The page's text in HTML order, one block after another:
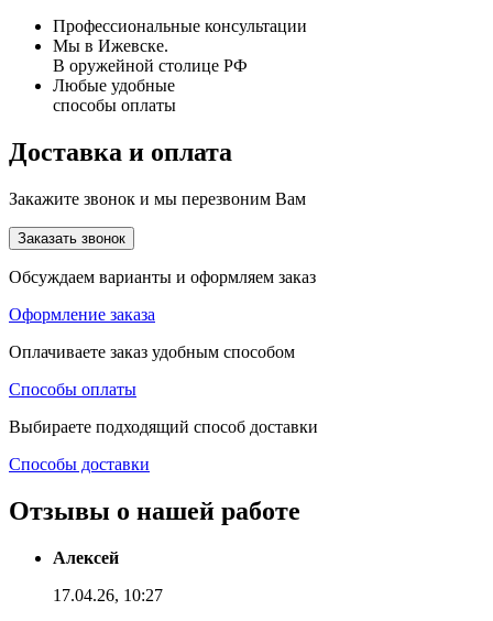
Профессиональные консультации
Мы в Ижевске.
В оружейной столице РФ
Любые удобные
способы оплаты
Доставка и оплата
Закажите звонок и мы перезвоним Вам
Заказать звонок
Обсуждаем варианты и оформляем заказ
Оформление заказа
Оплачиваете заказ удобным способом
Способы оплаты
Выбираете подходящий способ доставки
Способы доставки
Отзывы о нашей работе
Алексей
17.04.26, 10:27